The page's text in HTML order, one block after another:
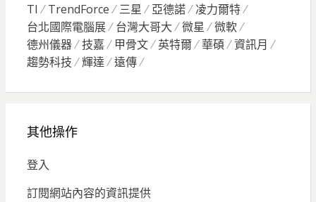
TI
TrendForce 三星 亞德諾
凌力爾特
台北國際電腦展
台灣大哥大 微星
微軟
德州儀器
技嘉 甲骨文 英特爾 華碩
資訊月
趨勢科技
輝達 遠傳
其他操作
登入
訂閱網站內容的資訊提供